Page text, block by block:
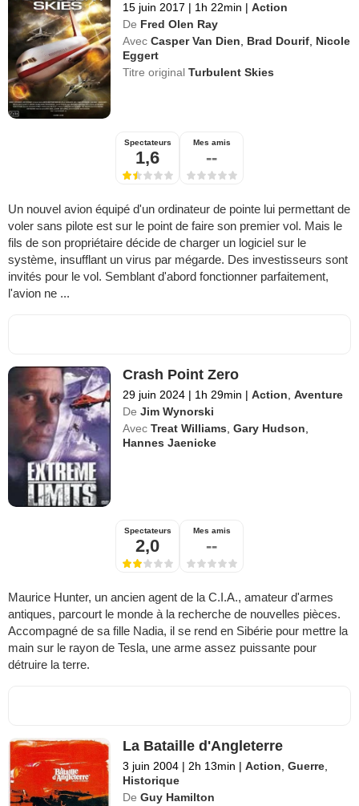
15 juin 2017 | 1h 22min | Action
De Fred Olen Ray
Avec Casper Van Dien, Brad Dourif, Nicole
Eggert
Titre originalTurbulent Skies
Spectateurs
1,6
Mes amis
--
Un nouvel avion équipé d'un ordinateur de pointe lui permettant de
voler sans pilote est sur le point de faire son premier vol. Mais le
fils de son propriétaire décide de charger un logiciel sur le
système, insufflant un virus par mégarde. Des investisseurs sont
invités pour le vol. Semblant d'abord fonctionner parfaitement,
l'avion ne ...
Crash Point Zero
29 juin 2024 | 1h 29min | Action,Aventure
De Jim Wynorski
Avec Treat Williams,Gary Hudson,
Hannes Jaenicke
Spectateurs
2,0
Mes amis
--
Maurice Hunter, un ancien agent de la C.I.A., amateur d'armes
antiques, parcourt le monde à la recherche de nouvelles pièces.
Accompagné de sa fille Nadia, il se rend en Sibérie pour mettre la
main sur le rayon de Tesla, une arme assez puissante pour
détruire la terre.
La Bataille d'Angleterre
3 juin 2004 | 2h 13min | Action ,Guerre
Historique
De Guy Hamilton